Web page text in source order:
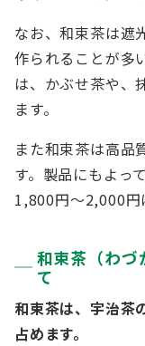
なお、和束茶は遮
作られることが多
は、かぶせ茶や、
ます。
また和束茶は高品
す。製品にもよっ
1,800円～2,000円
和束茶（わづ
て
和束茶は、宇治茶
占めます。